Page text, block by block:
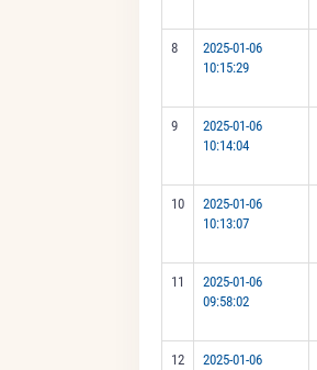
8
2025-01-06
10:15:29
9
2025-01-06
10:14:04
10
2025-01-06
10:13:07
11
2025-01-06
09:58:02
12
2025-01-06